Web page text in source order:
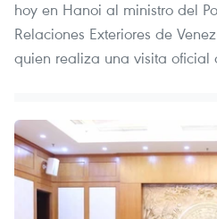
hoy en Hanoi al ministro del
Relaciones Exteriores de
quien realiza una visita oficial